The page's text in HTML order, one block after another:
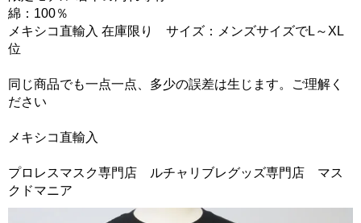
綿：100％
メキシコ直輸入 在庫限り サイズ：メンズサイズでL～XL
位
同じ商品でも一点一点、多少の誤差は生じます。ご理解く
ださい
メキシコ直輸入
プロレスマスク専門店 ルチャリブレグッズ専門店 マス
クドマニア